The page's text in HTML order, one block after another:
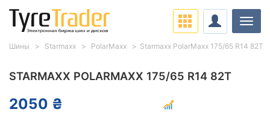
STARMAXX POLARMAXX 175/65 R14 82T
2050 ₴
Шины Starmaxx PolarMaxx Starmaxx PolarMaxx 175/65 R14 82T